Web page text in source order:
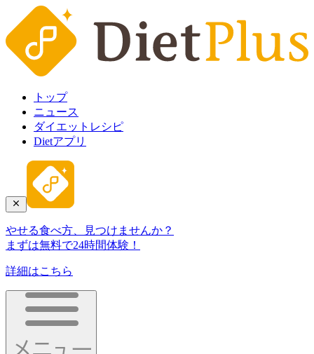
トップ
ニュース
ダイエットレシピ
Dietアプリ
やせる食べ方、見つけませんか？
まずは無料で24時間体験！
詳細はこちら